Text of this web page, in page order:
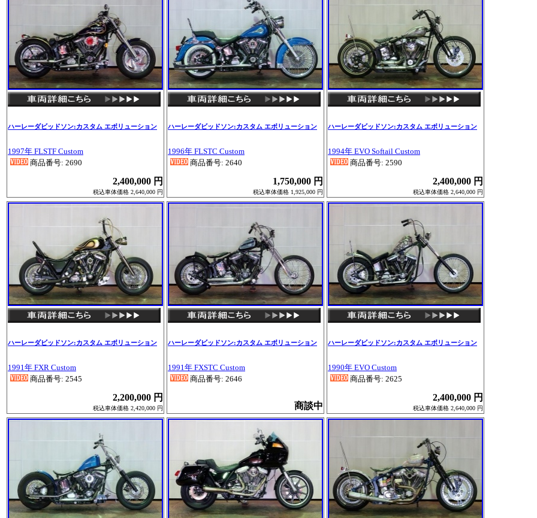
ハーレーダビッドソン:カスタム エボリューション
1997年 FLSTF Custom
商品番号: 2690
2,400,000 円
税込車体価格 2,640,000 円
ハーレーダビッドソン:カスタム エボリューション
1996年 FLSTC Custom
商品番号: 2640
1,750,000 円
税込車体価格 1,925,000 円
ハーレーダビッドソン:カスタム エボリューション
1994年 EVO Softail Custom
商品番号: 2590
2,400,000 円
税込車体価格 2,640,000 円
ハーレーダビッドソン:カスタム エボリューション
1991年 FXR Custom
商品番号: 2545
2,200,000 円
税込車体価格 2,420,000 円
ハーレーダビッドソン:カスタム エボリューション
1991年 FXSTC Custom
商品番号: 2646
商談中
ハーレーダビッドソン:カスタム エボリューション
1990年 EVO Custom
商品番号: 2625
2,400,000 円
税込車体価格 2,640,000 円